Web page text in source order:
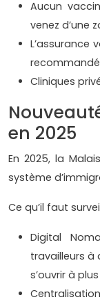
Aucun
venez d’une
L’assurance
Cliniques
en 2025
En 2025, la
système
Ce qu’il faut
Digital
travailleurs à
s’ouvrir à